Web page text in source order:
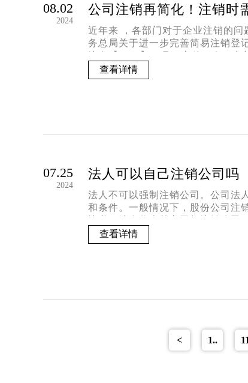
08.02
2024
公司注销再简化！注销时
近年来 ，各部门对于企业注销的
务总局关于进一步完善简易注销登
查看详情
07.25
2024
法人可以自己注销公司吗
法人不可以强制注销公司。公司法
和条件。一般情况下，股份公司注
查看详情
< 1.. 11